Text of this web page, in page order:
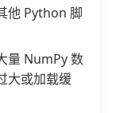
他 Python 脚
量 NumPy 数
大或加载缓